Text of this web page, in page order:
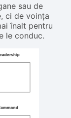
sau de
ci de voința
înalt pentru
le conduc.